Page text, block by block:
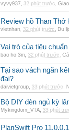
vyvy937 32 phút trước
Review hồ Than
vietnhan 32 phút trước Du
Vai trò của tiêu
bao ho 3m 32 phút trước
Tại sao vách ngăn
đại?
daivietgroup 33 phút trước
Bộ DIY đèn ngủ kỳ
Mykingdom_VTA 33 phút
PlanSwift Pro